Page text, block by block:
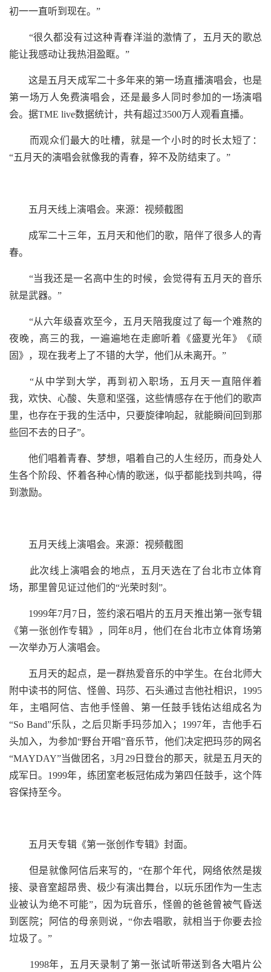
初一一直听到现在。”
“很久都没有过这种青春洋溢的激情了，五月天的歌总
能让我感动让我热泪盈眶。”
这是五月天成军二十多年来的第一场直播演唱会，也是
第一场万人免费演唱会，还是最多人同时参加的一场演唱
会。据TME live数据统计，共有超过3500万人观看直播。
而观众们最大的吐槽，就是一个小时的时长太短了：
“五月天的演唱会就像我的青春，猝不及防结束了。”
五月天线上演唱会。来源：视频截图
成军二十三年，五月天和他们的歌，陪伴了很多人的青
春。
“当我还是一名高中生的时候，会觉得有五月天的音乐
就是武器。”
“从六年级喜欢至今，五月天陪我度过了每一个难熬的
夜晚，高三的我，一遍遍地在走廊听着《盛夏光年》《顽
固》，现在我考上了不错的大学，他们从未离开。”
“从中学到大学，再到初入职场，五月天一直陪伴着
我，欢快、心酸、失意和坚强，这些情感存在于他们的歌声
里，也存在于我的生活中，只要旋律响起，就能瞬间回到那
些回不去的日子”。
他们唱着青春、梦想，唱着自己的人生经历，而身处人
生各个阶段、怀着各种心情的歌迷，似乎都能找到共鸣，得
到激励。
五月天线上演唱会。来源：视频截图
此次线上演唱会的地点，五月天选在了台北市立体育
场，那里曾见证过他们的“光荣时刻”。
1999年7月7日，签约滚石唱片的五月天推出第一张专辑
《第一张创作专辑》，同年8月，他们在台北市立体育场第
一次举办万人演唱会。
五月天的起点，是一群热爱音乐的中学生。在台北师大
附中读书的阿信、怪兽、玛莎、石头通过吉他社相识，1995
年，主唱阿信、吉他手怪兽、第一任鼓手钱佑达组成名为
“So Band”乐队，之后贝斯手玛莎加入；1997年，吉他手石
头加入，为参加“野台开唱”音乐节，他们决定把玛莎的网名
“MAYDAY”当做团名，3月29日登台的那天，就是五月天的
成军日。1999年，练团室老板冠佑成为第四任鼓手，这个阵
容保持至今。
五月天专辑《第一张创作专辑》封面。
但是就像阿信后来写的，“在那个年代，网络依然是拨
接、录音室超昂贵、极少有演出舞台，以玩乐团作为一生志
业被认为绝不可能”，因为玩音乐，怪兽的爸爸曾被气昏送
到医院；阿信的母亲则说，“你去唱歌，就相当于你要去捡
垃圾了。”
1998年，五月天录制了第一张试听带送到各大唱片公